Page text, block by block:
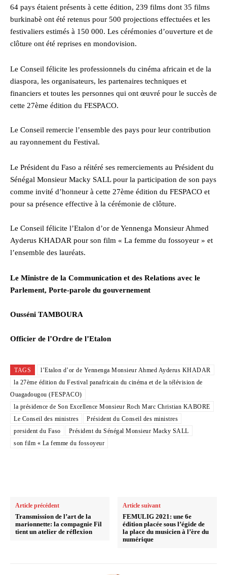
64 pays étaient présents à cette édition, 239 films dont 35 films
burkinabè ont été retenus pour 500 projections effectuées et les
festivaliers estimés à 150 000. Les cérémonies d’ouverture et de
clôture ont été reprises en mondovision.
Le Conseil félicite les professionnels du cinéma africain et de la
diaspora, les organisateurs, les partenaires techniques et
financiers et toutes les personnes qui ont œuvré pour le succès de
cette 27ème édition du FESPACO.
Le Conseil remercie l’ensemble des pays pour leur contribution
au rayonnement du Festival.
Le Président du Faso a réitéré ses remerciements au Président du
Sénégal Monsieur Macky SALL pour la participation de son pays
comme invité d’honneur à cette 27ème édition du FESPACO et
pour sa présence effective à la cérémonie de clôture.
Le Conseil félicite l’Etalon d’or de Yennenga Monsieur Ahmed
Ayderus KHADAR pour son film « La femme du fossoyeur » et
l’ensemble des lauréats.
Le Ministre de la Communication et des Relations avec le
Parlement, Porte-parole du gouvernement
Ousséni TAMBOURA
Officier de l’Ordre de l’Etalon
TAGS
l’Etalon d’or de Yennenga Monsieur Ahmed Ayderus KHADAR
la 27ème édition du Festival panafricain du cinéma et de la télévision de
Ouagadougou (FESPACO)
la présidence de Son Excellence Monsieur Roch Marc Christian KABORE
Le Conseil des ministres
Président du Conseil des ministres
president du Faso
Président du Sénégal Monsieur Macky SALL
son film « La femme du fossoyeur
Article précédent
Transmission de l’art de la
marionnette: la compagnie Fil
tient un atelier de réflexion
Article suivant
FEMULIG 2021: une 6e
édition placée sous l’égide de
la place du musicien à l’ère du
numérique